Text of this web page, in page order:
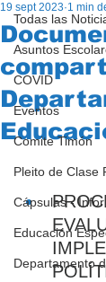
Todas las
Asuntos
COVID
Eventos
Comite Timón
Pleito de Clase
Cápsulas -
Educación
Departamento
19 sept 2023 1 min